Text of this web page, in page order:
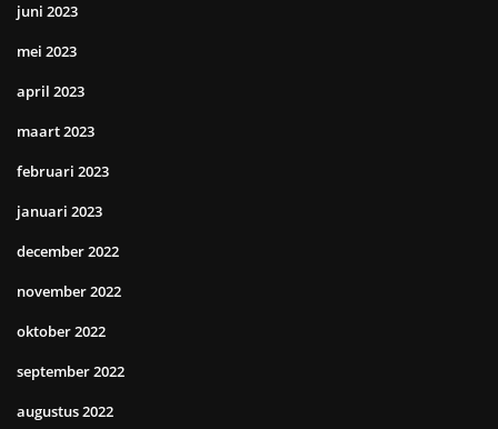
juni 2023
mei 2023
april 2023
maart 2023
februari 2023
januari 2023
december 2022
november 2022
oktober 2022
september 2022
augustus 2022